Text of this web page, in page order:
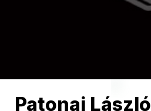
Patonai László